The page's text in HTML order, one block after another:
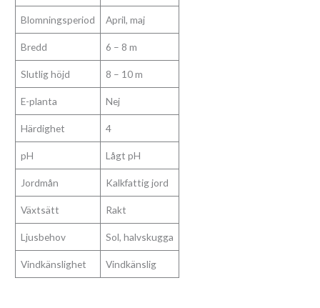
Blomningsperiod April, maj
Bredd 6 – 8 m
Slutlig höjd 8 – 10 m
E-planta Nej
Härdighet 4
pH Lågt pH
Jordmån Kalkfattig jord
Växtsätt Rakt
Ljusbehov Sol, halvskugga
Vindkänslighet Vindkänslig